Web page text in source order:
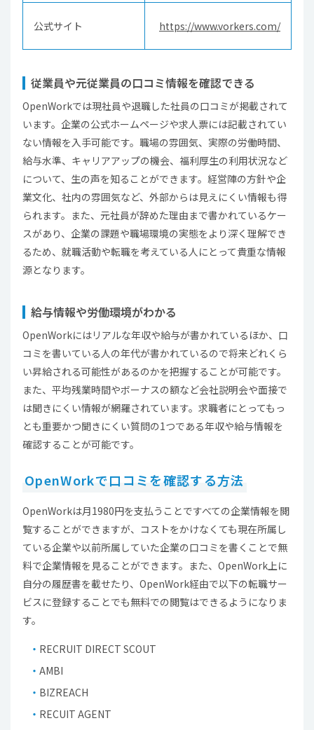
公式サイト https://www.vorkers.com/
従業員や元従業員の口コミ情報を確認できる
OpenWorkでは現社員や退職した社員の口コミが掲載されて
います。企業の公式ホームページや求人票には記載されてい
ない情報を入手可能です。職場の雰囲気、実際の労働時間、
給与水準、キャリアアップの機会、福利厚生の利用状況など
について、生の声を知ることができます。経営陣の方針や企
業文化、社内の雰囲気など、外部からは見えにくい情報も得
られます。また、元社員が辞めた理由まで書かれているケー
スがあり、企業の課題や職場環境の実態をより深く理解でき
るため、就職活動や転職を考えている人にとって貴重な情報
源となります。
給与情報や労働環境がわかる
OpenWorkにはリアルな年収や給与が書かれているほか、口
コミを書いている人の年代が書かれているので将来どれくら
い昇給される可能性があるのかを把握することが可能です。
また、平均残業時間やボーナスの額など会社説明会や面接で
は聞きにくい情報が網羅されています。求職者にとってもっ
とも重要かつ聞きにくい質問の1つである年収や給与情報を
確認することが可能です。
OpenWorkで口コミを確認する方法
OpenWorkは月1980円を支払うことですべての企業情報を閲
覧することができますが、コストをかけなくても現在所属し
ている企業や以前所属していた企業の口コミを書くことで無
料で企業情報を見ることができます。また、OpenWork上に
自分の履歴書を載せたり、OpenWork経由で以下の転職サー
ビスに登録することでも無料での閲覧はできるようになりま
す。
RECRUIT DIRECT SCOUT
AMBI
BIZREACH
RECUIT AGENT